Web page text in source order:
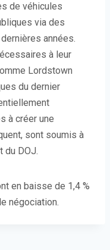
de véhicules
via des
années.
à leur
Lordstown
du dernier
à créer une
sont soumis à
du DOJ.
en baisse de 1,4 %
négociation.